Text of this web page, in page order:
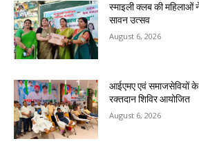
स्माइली क्लब की महिलाओं
सावन उत्सव
August 6, 2026
आईएमए एवं समाजसेवियों
रक्तदान शिविर आयोजित
August 6, 2026